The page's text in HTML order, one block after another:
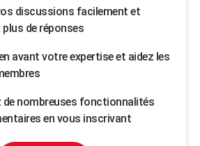
discussions facilement et
de réponses
avant votre expertise et aidez les
nombreuses fonctionnalités
en vous inscrivant